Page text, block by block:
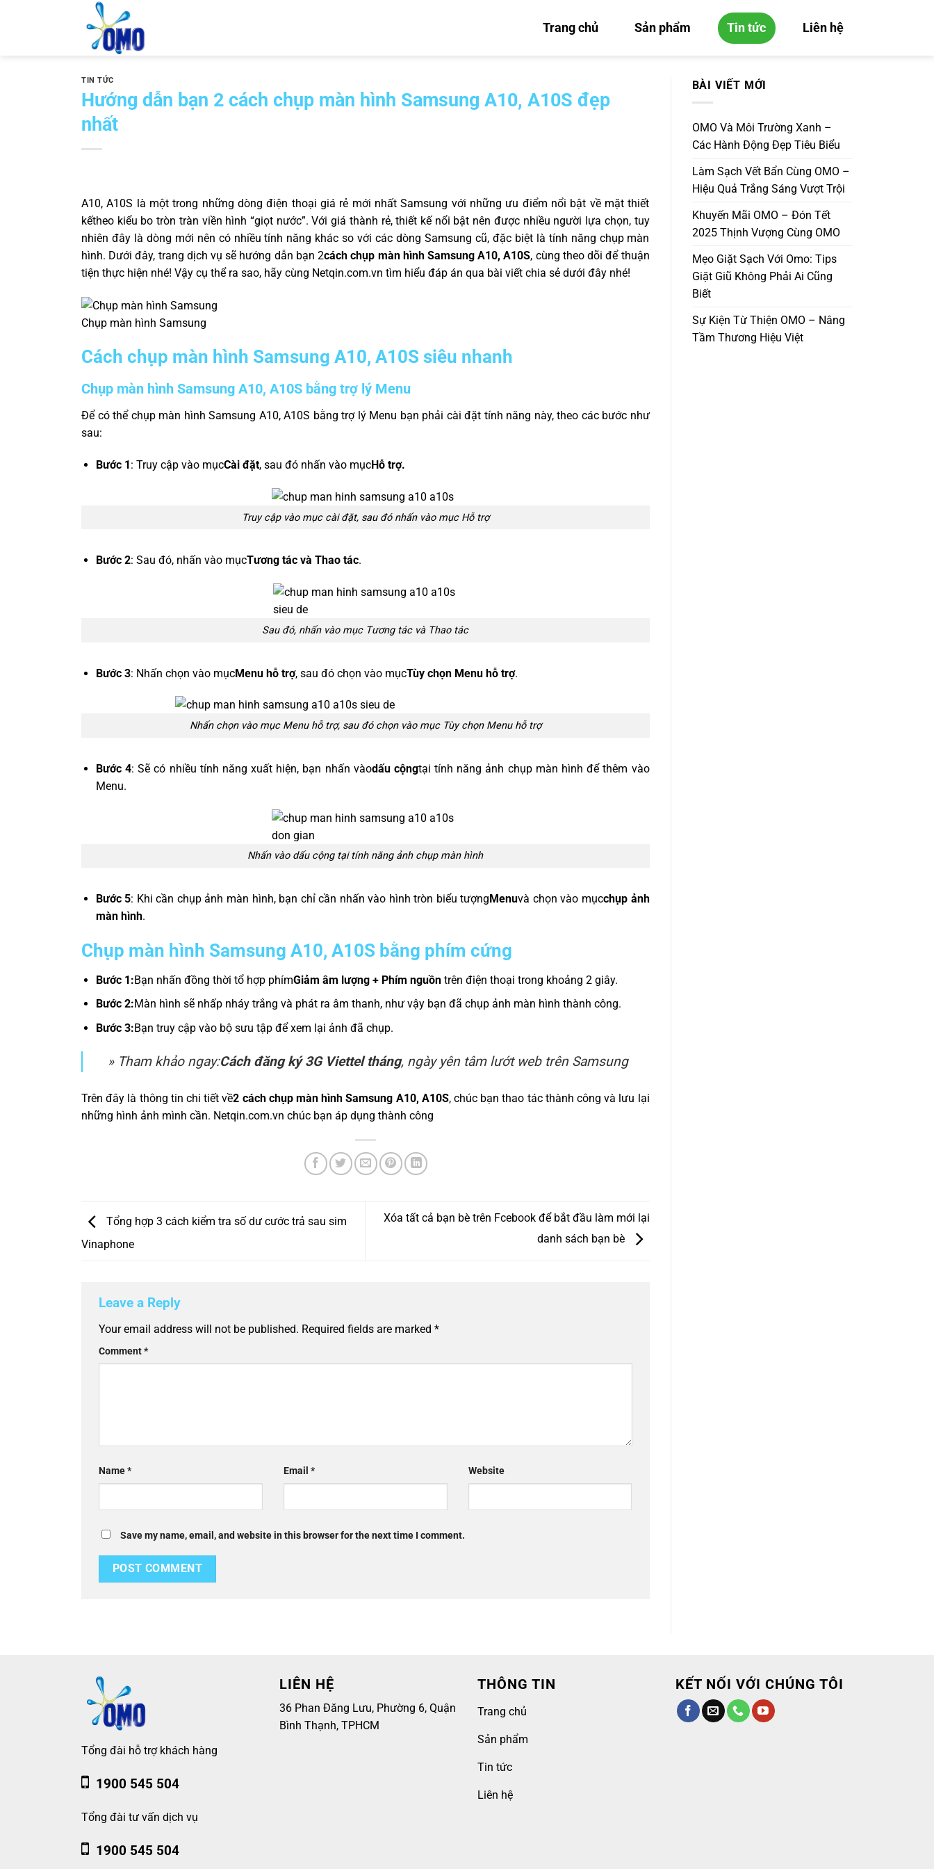
Trang chủ Sản phẩm Tin tức Liên hệ
TIN TỨC
Hướng dẫn bạn 2 cách chụp màn hình Samsung A10, A10S đẹp
nhất
A10, A10S là một trong những dòng điện thoại giá rẻ mới nhất Samsung với những ưu điểm nổi bật về mặt thiết
kếtheo kiểu bo tròn tràn viền hình “giọt nước”. Với giá thành rẻ, thiết kế nổi bật nên được nhiều người lựa chọn, tuy
nhiên đây là dòng mới nên có nhiều tính năng khác so với các dòng Samsung cũ, đặc biệt là tính năng chụp màn
hình. Dưới đây, trang dịch vụ sẽ hướng dẫn bạn 2cách chụp màn hình Samsung A10, A10S, cùng theo dõi để thuận
tiện thực hiện nhé! Vậy cụ thể ra sao, hãy cùng Netqin.com.vn tìm hiểu đáp án qua bài viết chia sẻ dưới đây nhé!
Chụp màn hình Samsung
Cách chụp màn hình Samsung A10, A10S siêu nhanh
Chụp màn hình Samsung A10, A10S bằng trợ lý Menu
Để có thể chụp màn hình Samsung A10, A10S bằng trợ lý Menu bạn phải cài đặt tính năng này, theo các bước như
sau:
Bước 1: Truy cập vào mụcCài đặt, sau đó nhấn vào mụcHỗ trợ.
Truy cập vào mục cài đặt, sau đó nhấn vào mục Hỗ trợ
Bước 2: Sau đó, nhấn vào mụcTương tác và Thao tác.
Sau đó, nhấn vào mục Tương tác và Thao tác
Bước 3: Nhấn chọn vào mụcMenu hỗ trợ, sau đó chọn vào mụcTùy chọn Menu hỗ trợ.
Nhấn chọn vào mục Menu hỗ trợ, sau đó chọn vào mục Tùy chọn Menu hỗ trợ
Bước 4: Sẽ có nhiều tính năng xuất hiện, bạn nhấn vàodấu cộngtại tính năng ảnh chụp màn hình để thêm vào
Menu.
Nhấn vào dấu cộng tại tính năng ảnh chụp màn hình
Bước 5: Khi cần chụp ảnh màn hình, bạn chỉ cần nhấn vào hình tròn biểu tượng Menuvà chọn vào mụcchụp ảnh
màn hình.
Chụp màn hình Samsung A10, A10S bằng phím cứng
Bước 1:Bạn nhấn đồng thời tổ hợp phímGiảm âm lượng + Phím nguồn trên điện thoại trong khoảng 2 giây.
Bước 2:Màn hình sẽ nhấp nháy trắng và phát ra âm thanh, như vậy bạn đã chụp ảnh màn hình thành công.
Bước 3:Bạn truy cập vào bộ sưu tập để xem lại ảnh đã chụp.
» Tham khảo ngay:Cách đăng ký 3G Viettel tháng, ngày yên tâm lướt web trên Samsung
Trên đây là thông tin chi tiết về2 cách chụp màn hình Samsung A10, A10S, chúc bạn thao tác thành công và lưu lại
những hình ảnh mình cần. Netqin.com.vn chúc bạn áp dụng thành công
Tổng hợp 3 cách kiểm tra số dư cước trả sau sim
Vinaphone
Xóa tất cả bạn bè trên Fcebook để bắt đầu làm mới lại
danh sách bạn bè
Leave a Reply
Your email address will not be published. Required fields are marked *
Comment*
Name* Email * Website
Save my name, email, and website in this browser for the next time I comment.
BÀI VIẾT MỚI
OMO Và Môi Trường Xanh –
Các Hành Động Đẹp Tiêu Biểu
Làm Sạch Vết Bẩn Cùng OMO –
Hiệu Quả Trắng Sáng Vượt Trội
Khuyến Mãi OMO – Đón Tết
2025 Thịnh Vượng Cùng OMO
Mẹo Giặt Sạch Với Omo: Tips
Giặt Giũ Không Phải Ai Cũng
Biết
Sự Kiện Từ Thiện OMO – Nâng
Tầm Thương Hiệu Việt
Tổng đài hỗ trợ khách hàng
1900 545 504
Tổng đài tư vấn dịch vụ
1900 545 504
LIÊN HỆ
36 Phan Đăng Lưu, Phường 6, Quận
Bình Thạnh, TPHCM
THÔNG TIN
Trang chủ
Sản phẩm
Tin tức
Liên hệ
KẾT NỐI VỚI CHÚNG TÔI